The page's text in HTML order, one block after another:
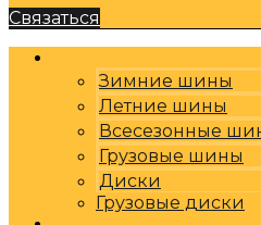
Связаться
Зимние шины
Летние шины
Всесезонные
Грузовые шины
Диски
Грузовые диски